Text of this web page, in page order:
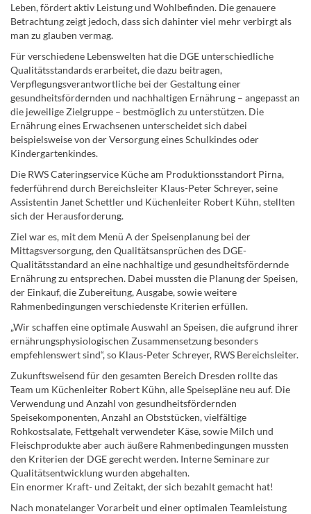
Leben, fördert aktiv Leistung und Wohlbefinden. Die genauere
Betrachtung zeigt jedoch, dass sich dahinter viel mehr verbirgt als
man zu glauben vermag.
Für verschiedene Lebenswelten hat die DGE unterschiedliche
Qualitätsstandards erarbeitet, die dazu beitragen,
Verpflegungsverantwortliche bei der Gestaltung einer
gesundheitsfördernden und nachhaltigen Ernährung – angepasst an
die jeweilige Zielgruppe – bestmöglich zu unterstützen. Die
Ernährung eines Erwachsenen unterscheidet sich dabei
beispielsweise von der Versorgung eines Schulkindes oder
Kindergartenkindes.
Die RWS Cateringservice Küche am Produktionsstandort Pirna,
federführend durch Bereichsleiter Klaus-Peter Schreyer, seine
Assistentin Janet Schettler und Küchenleiter Robert Kühn, stellten
sich der Herausforderung.
Ziel war es, mit dem Menü A der Speisenplanung bei der
Mittagsversorgung, den Qualitätsansprüchen des DGE-
Qualitätsstandard an eine nachhaltige und gesundheitsfördernde
Ernährung zu entsprechen. Dabei mussten die Planung der Speisen,
der Einkauf, die Zubereitung, Ausgabe, sowie weitere
Rahmenbedingungen verschiedenste Kriterien erfüllen.
„Wir schaffen eine optimale Auswahl an Speisen, die aufgrund ihrer
ernährungsphysiologischen Zusammensetzung besonders
empfehlenswert sind“, so Klaus-Peter Schreyer, RWS Bereichsleiter.
Zukunftsweisend für den gesamten Bereich Dresden rollte das
Team um Küchenleiter Robert Kühn, alle Speisepläne neu auf. Die
Verwendung und Anzahl von gesundheitsfördernden
Speisekomponenten, Anzahl an Obststücken, vielfältige
Rohkostsalate, Fettgehalt verwendeter Käse, sowie Milch und
Fleischprodukte aber auch äußere Rahmenbedingungen mussten
den Kriterien der DGE gerecht werden. Interne Seminare zur
Qualitätsentwicklung wurden abgehalten.
Ein enormer Kraft- und Zeitakt, der sich bezahlt gemacht hat!
Nach monatelanger Vorarbeit und einer optimalen Teamleistung